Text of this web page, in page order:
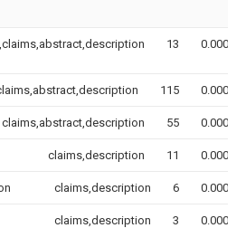
13 0.000
115 0.000
claims,abstract,description 55 0.000
claims,description 11 0.000
claims,description 6 0.000
claims,description 3 0.000